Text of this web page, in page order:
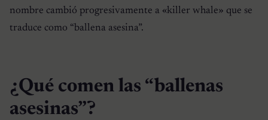
nombre cambió progresivamente a «killer whale» que se
traduce como “ballena asesina”.
¿Qué comen las “ballenas
asesinas”?